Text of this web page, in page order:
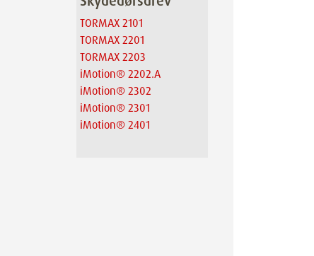
TORMAX 2101
TORMAX 2201
TORMAX 2203
iMotion® 2202.A
iMotion® 2302
iMotion® 2301
iMotion® 2401